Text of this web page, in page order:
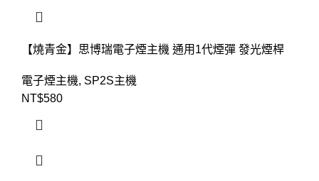
【燒青金】思博瑞電子煙主機 通用1代煙彈 發光煙桿
電子煙主機, SP2S主機
NT$580